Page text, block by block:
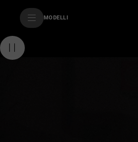
MODELLI
SkiptoNavigationText